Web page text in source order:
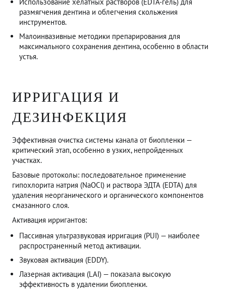
размягчения дентина и облегчения скольжения
инструментов.
Малоинвазивные методики препарирования для
максимального сохранения дентина, особенно в области
устья.
ИРРИГАЦИЯ И
ДЕЗИНФЕКЦИЯ
Эффективная очистка системы канала от биопленки —
критический этап, особенно в узких, непройденных
участках.
Базовые протоколы: последовательное применение
гипохлорита натрия (NaOCl) и раствора ЭДТА (EDTA) для
удаления неорганического и органического компонентов
смазанного слоя.
Активация ирригантов:
Пассивная ультразвуковая ирригация (PUI) — наиболее
распространенный метод активации.
Звуковая активация (EDDY).
Лазерная активация (LAI) — показала высокую
эффективность в удалении биопленки.